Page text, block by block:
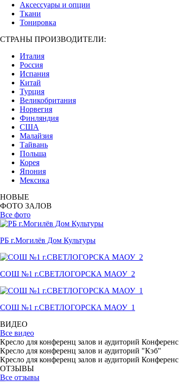
Аксессуары и опции
Ткани
Тонировка
СТРАНЫ ПРОИЗВОДИТЕЛИ:
Италия
Россия
Испания
Китай
Турция
Великобритания
Норвегия
Финляндия
США
Малайзия
Тайвань
Польша
Корея
Япония
Мексика
НОВЫЕ
ФОТО ЗАЛОВ
Все фото
РБ г.Могилёв Дом Культуры
СОШ №1 г.СВЕТЛОГОРСКА МАОУ_2
СОШ №1 г.СВЕТЛОГОРСКА МАОУ_1
ВИДЕО
Все видео
Кресло для конференц залов и аудиторий Конференс
Кресло для конференц залов и аудиторий "Кэб"
Кресло для конференц залов и аудиторий Конференс
ОТЗЫВЫ
Все отзывы